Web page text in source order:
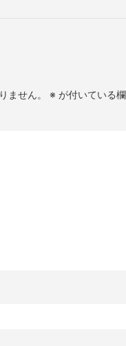
ません。 ※ が付いている欄